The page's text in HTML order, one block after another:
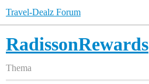
Travel-Dealz Forum
RadissonRewards
Thema